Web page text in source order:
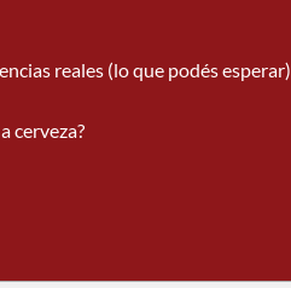
reales (lo que podés esperar)
cerveza?